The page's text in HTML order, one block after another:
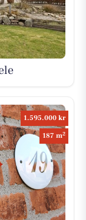
1.595.000 kr
187 m2